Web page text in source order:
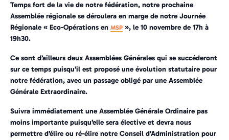
Temps fort de la vie de notre fédération, notre prochaine
Assemblée régionale se déroulera en marge de notre Journée
Régionale « Eco-Opérations en MSP », le 10 novembre de 17h à
19h30.
Ce sont d’ailleurs deux Assemblées Générales qui se succéderont
sur ce temps puisqu’il est proposé une évolution statutaire pour
notre fédération, avec un passage obligé par une Assemblée
Générale Extraordinaire.
Suivra immédiatement une Assemblée Générale Ordinaire pas
moins importante puisqu’elle sera élective et devra nous
permettre d’élire ou ré-élire notre Conseil d’Administration pour